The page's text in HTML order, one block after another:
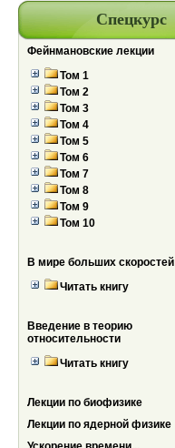
Спецкурс
Фейнмановские лекции
Том 1
Том 2
Том 3
Том 4
Том 5
Том 6
Том 7
Том 8
Том 9
Том 10
В мире больших скоростей
Читать книгу
Введение в теорию
относительности
Читать книгу
Лекции по биофизике
Лекции по ядерной физике